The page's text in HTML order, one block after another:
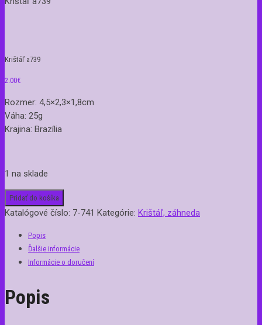
Krištáľ a739
2.00€
Rozmer: 4,5×2,3×1,8cm
Váha: 25g
Krajina: Brazília
1 na sklade
Pridať do košíka
Katalógové číslo: 7-741 Kategórie: Krištáľ, záhneda
Popis
Ďalšie informácie
Informácie o doručení
Popis